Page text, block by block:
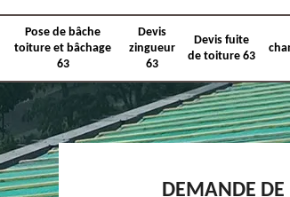
Pose de bâche
toiture et bâchage
63
Devis
zingueur
63
Devis fuite
de toiture 63
DEMANDE DE